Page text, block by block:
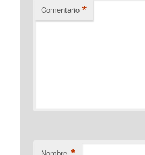
Comentario *